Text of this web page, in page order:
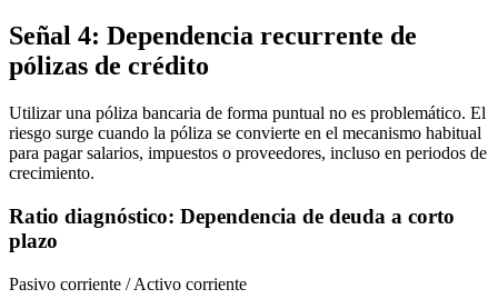
Señal 4: Dependencia recurrente de
pólizas de crédito
Utilizar una póliza bancaria de forma puntual no es problemático. El
riesgo surge cuando la póliza se convierte en el mecanismo habitual
para pagar salarios, impuestos o proveedores, incluso en periodos de
crecimiento.
Ratio diagnóstico: Dependencia de deuda a corto
plazo
Pasivo corriente / Activo corriente